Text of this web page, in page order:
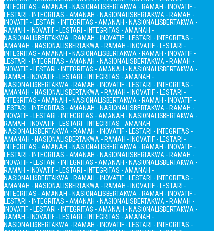
INTEGRITAS - AMANAH - NASIONALISBERTAKWA - RAMAH - INOVATIF -
LESTARI - INTEGRITAS - AMANAH - NASIONALISBERTAKWA - RAMAH -
INOVATIF - LESTARI - INTEGRITAS - AMANAH - NASIONALISBERTAKWA -
RAMAH - INOVATIF - LESTARI - INTEGRITAS - AMANAH -
NASIONALISBERTAKWA - RAMAH - INOVATIF - LESTARI - INTEGRITAS -
AMANAH - NASIONALISBERTAKWA - RAMAH - INOVATIF - LESTARI -
INTEGRITAS - AMANAH - NASIONALISBERTAKWA - RAMAH - INOVATIF -
LESTARI - INTEGRITAS - AMANAH - NASIONALISBERTAKWA - RAMAH -
INOVATIF - LESTARI - INTEGRITAS - AMANAH - NASIONALISBERTAKWA -
RAMAH - INOVATIF - LESTARI - INTEGRITAS - AMANAH -
NASIONALISBERTAKWA - RAMAH - INOVATIF - LESTARI - INTEGRITAS -
AMANAH - NASIONALISBERTAKWA - RAMAH - INOVATIF - LESTARI -
INTEGRITAS - AMANAH - NASIONALISBERTAKWA - RAMAH - INOVATIF -
LESTARI - INTEGRITAS - AMANAH - NASIONALISBERTAKWA - RAMAH -
INOVATIF - LESTARI - INTEGRITAS - AMANAH - NASIONALISBERTAKWA -
RAMAH - INOVATIF - LESTARI - INTEGRITAS - AMANAH -
NASIONALISBERTAKWA - RAMAH - INOVATIF - LESTARI - INTEGRITAS -
AMANAH - NASIONALISBERTAKWA - RAMAH - INOVATIF - LESTARI -
INTEGRITAS - AMANAH - NASIONALISBERTAKWA - RAMAH - INOVATIF -
LESTARI - INTEGRITAS - AMANAH - NASIONALISBERTAKWA - RAMAH -
INOVATIF - LESTARI - INTEGRITAS - AMANAH - NASIONALISBERTAKWA -
RAMAH - INOVATIF - LESTARI - INTEGRITAS - AMANAH -
NASIONALISBERTAKWA - RAMAH - INOVATIF - LESTARI - INTEGRITAS -
AMANAH - NASIONALISBERTAKWA - RAMAH - INOVATIF - LESTARI -
INTEGRITAS - AMANAH - NASIONALISBERTAKWA - RAMAH - INOVATIF -
LESTARI - INTEGRITAS - AMANAH - NASIONALISBERTAKWA - RAMAH -
INOVATIF - LESTARI - INTEGRITAS - AMANAH - NASIONALISBERTAKWA -
RAMAH - INOVATIF - LESTARI - INTEGRITAS - AMANAH -
NASIONALISBERTAKWA - RAMAH - INOVATIF - LESTARI - INTEGRITAS -